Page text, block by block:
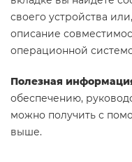
своего устройства
описание
операционной
Полезная
обеспечению,
можно получить с
выше.